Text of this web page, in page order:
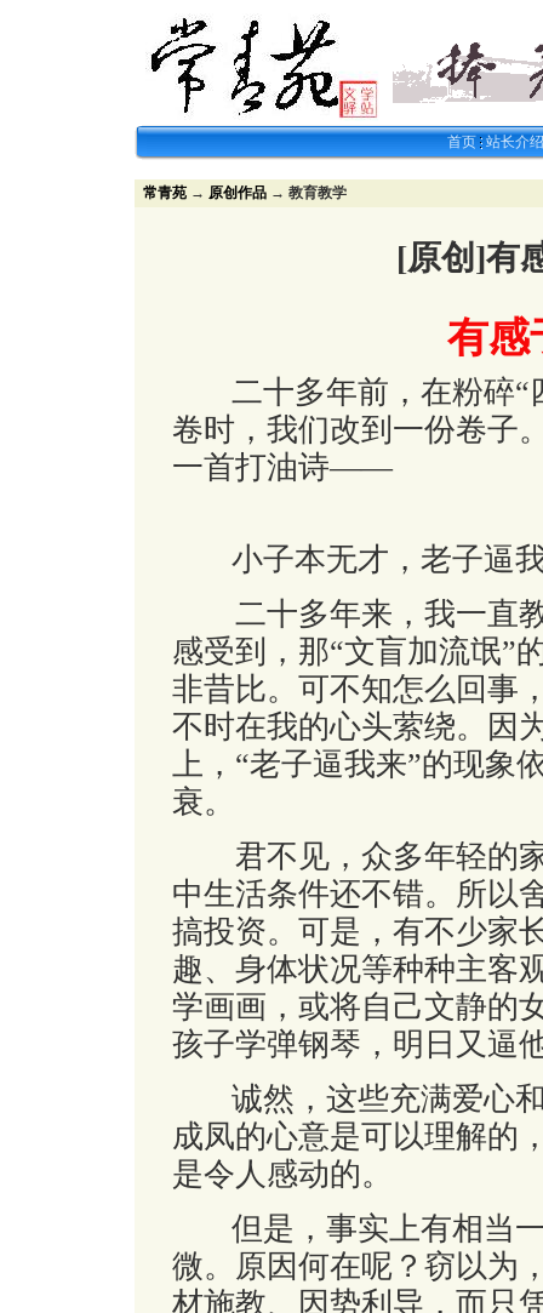
首页 站长介绍
常青苑→ 原创作品 → 教育教学
[原创]有
有感
二十多年前，在粉碎“
卷时，我们改到一份卷子
一首打油诗——
小子本无才，老子逼我
二十多年来，我一直教
感受到，那“文盲加流氓”
非昔比。可不知怎么回事
不时在我的心头萦绕。因
上，“老子逼我来”的现象
衰。
君不见，众多年轻的家
中生活条件还不错。所以
搞投资。可是，有不少家
趣、身体状况等种种主客
学画画，或将自己文静的
孩子学弹钢琴，明日
诚然，这些充满爱心和
成凤的心意是可以理解的
是令人感动的。
但是，事实上有相当一
微。原因何在呢？窃以为
材施教、因势利导，而只